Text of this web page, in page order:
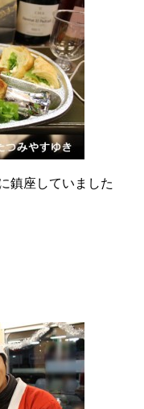
鎮座していました